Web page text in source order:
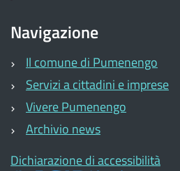
Navigazione
Il comune di Pumenengo
Servizi a cittadini e imprese
Vivere Pumenengo
Archivio news
Dichiarazione di accessibilità